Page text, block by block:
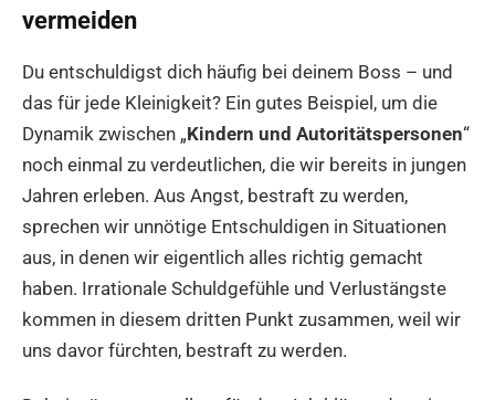
vermeiden
Du entschuldigst dich häufig bei deinem Boss – und
das für jede Kleinigkeit? Ein gutes Beispiel, um die
Dynamik zwischen „Kindern und Autoritätspersonen“
noch einmal zu verdeutlichen, die wir bereits in jungen
Jahren erleben. Aus Angst, bestraft zu werden,
sprechen wir unnötige Entschuldigen in Situationen
aus, in denen wir eigentlich alles richtig gemacht
haben. Irrationale Schuldgefühle und Verlustängste
kommen in diesem dritten Punkt zusammen, weil wir
uns davor fürchten, bestraft zu werden.